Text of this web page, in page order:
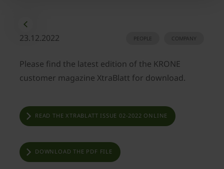
23.12.2022 COMPANY
PEOPLE
Please find the latest edition of the KRONE
customer magazine XtraBlatt for download.
READ THE XTRABLATT ISSUE 02-2022 ONLINE
DOWNLOAD THE PDF FILE